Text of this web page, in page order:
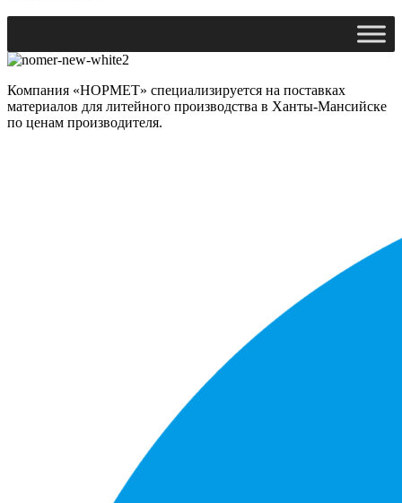
Компания «НОРМЕТ» специализируется на поставках
материалов для литейного производства в Ханты-Мансийске
по ценам производителя.